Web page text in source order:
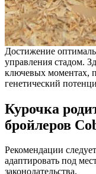
Достижение
управления стадом.
ключевых моментах,
генетический
Курочка
бройлеров
Рекомендации
адаптировать под
законодательства.